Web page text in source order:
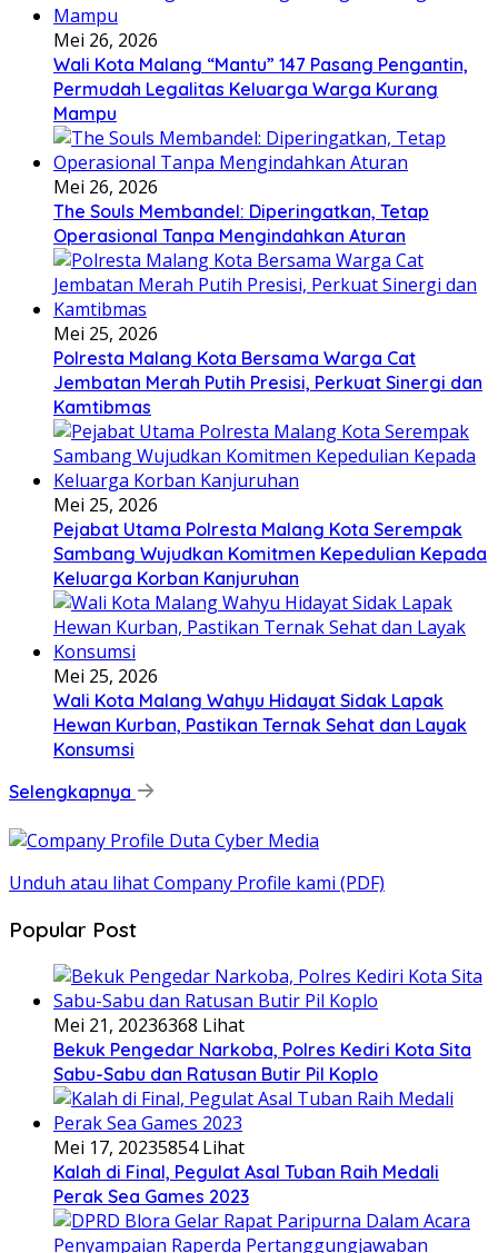
Mei 26, 2026
Wali Kota Malang “Mantu” 147 Pasang Pengantin,
Permudah Legalitas Keluarga Warga Kurang
Mampu
Mei 26, 2026
The Souls Membandel: Diperingatkan, Tetap
Operasional Tanpa Mengindahkan Aturan
Mei 25, 2026
Polresta Malang Kota Bersama Warga Cat
Jembatan Merah Putih Presisi, Perkuat Sinergi dan
Kamtibmas
Mei 25, 2026
Pejabat Utama Polresta Malang Kota Serempak
Sambang Wujudkan Komitmen Kepedulian Kepada
Keluarga Korban Kanjuruhan
Mei 25, 2026
Wali Kota Malang Wahyu Hidayat Sidak Lapak
Hewan Kurban, Pastikan Ternak Sehat dan Layak
Konsumsi
Selengkapnya
Unduh atau lihat Company Profile kami (PDF)
Popular Post
Mei 21, 20236368 Lihat
Bekuk Pengedar Narkoba, Polres Kediri Kota Sita
Sabu-Sabu dan Ratusan Butir Pil Koplo
Mei 17, 20235854 Lihat
Kalah di Final, Pegulat Asal Tuban Raih Medali
Perak Sea Games 2023